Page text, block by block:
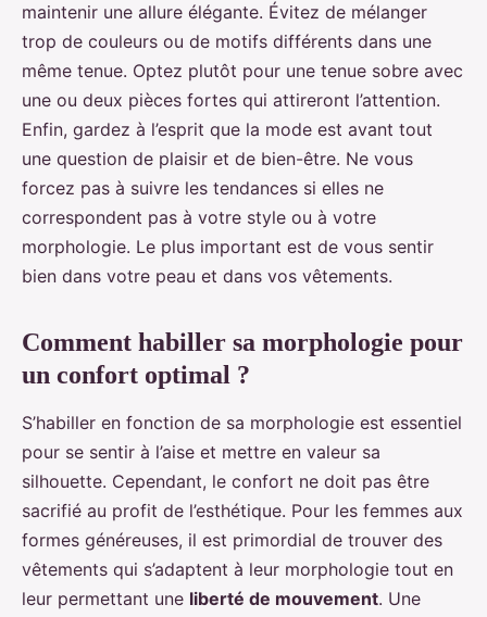
maintenir une allure élégante. Évitez de mélanger
trop de couleurs ou de motifs différents dans une
même tenue. Optez plutôt pour une tenue sobre avec
une ou deux pièces fortes qui attireront l’attention.
Enfin, gardez à l’esprit que la mode est avant tout
une question de plaisir et de bien-être. Ne vous
forcez pas à suivre les tendances si elles ne
correspondent pas à votre style ou à votre
morphologie. Le plus important est de vous sentir
bien dans votre peau et dans vos vêtements.
Comment habiller sa morphologie pour
un confort optimal ?
S’habiller en fonction de sa morphologie est essentiel
pour se sentir à l’aise et mettre en valeur sa
silhouette. Cependant, le confort ne doit pas être
sacrifié au profit de l’esthétique. Pour les femmes aux
formes généreuses, il est primordial de trouver des
vêtements qui s’adaptent à leur morphologie tout en
leur permettant une liberté de mouvement. Une